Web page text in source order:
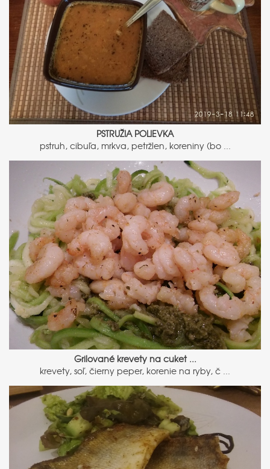
PSTRUŽIA POLIEVKA
pstruh, cibuľa, mrkva, petržlen, koreniny (bo ...
Grilované krevety na cuket ...
krevety, soľ, čierny peper, korenie na ryby, č ...